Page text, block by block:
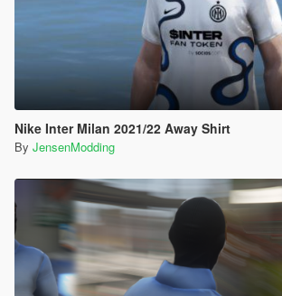
Nike Inter Milan 2021/22 Away Shirt
By JensenModding